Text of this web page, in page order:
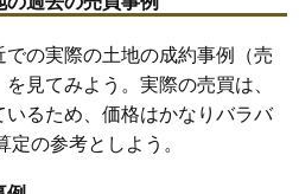
の実際の土地の成約事例（売
見てみよう。実際の売買は、
るため、価格はかなりバラバ
の参考としよう。